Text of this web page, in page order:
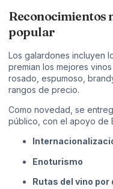
Reconocimientos
popular
Los galardones incluyen
premian los mejores
rosado, espumoso,
rangos de precio.
Como novedad, se
público, con el apoyo de
Enoturismo
Rutas del vino